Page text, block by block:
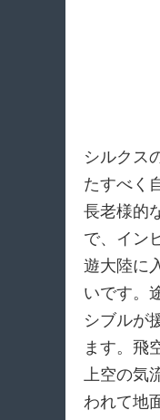
シルクス
たすべく
長老様的
で、イン
遊大陸に
いです。
シブルが
ます。飛
上空の気
われて地